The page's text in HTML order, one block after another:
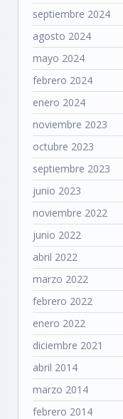
septiembre 2024
agosto 2024
mayo 2024
febrero 2024
enero 2024
noviembre 2023
octubre 2023
septiembre 2023
junio 2023
noviembre 2022
junio 2022
abril 2022
marzo 2022
febrero 2022
enero 2022
diciembre 2021
abril 2014
marzo 2014
febrero 2014